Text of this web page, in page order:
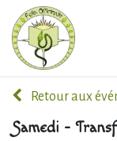
Retour aux
Samedi -